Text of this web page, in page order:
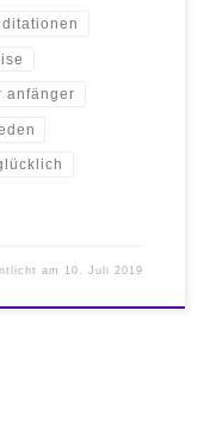
anfänger
am 10. Juli 2019